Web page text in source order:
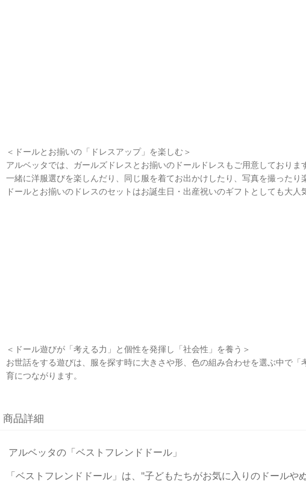
＜ドールとお揃いの「ドレスアップ」を楽しむ＞
アルベッタでは、ガールズドレスとお揃いのドールドレスもご用意しておりま
一緒に洋服選びを楽しんだり、同じ服を着てお出かけしたり、写真を撮ったり
ドールとお揃いのドレスのセットはお誕生日・出産祝いのギフトとしても大人
＜ドール遊びが「考える力」と個性を発揮し「社会性」を養う＞
お世話をする遊びは、服を探す時に大きさや形、色の組み合わせを選ぶ中で
育につながります。
商品詳細
アルベッタの「ベストフレンドドール」
「ベストフレンドドール」は、"子どもたちがお気に入りのドール